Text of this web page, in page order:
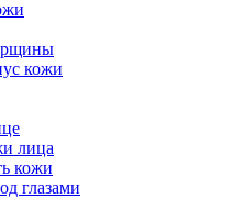
кожи
лица
кожи
глазами